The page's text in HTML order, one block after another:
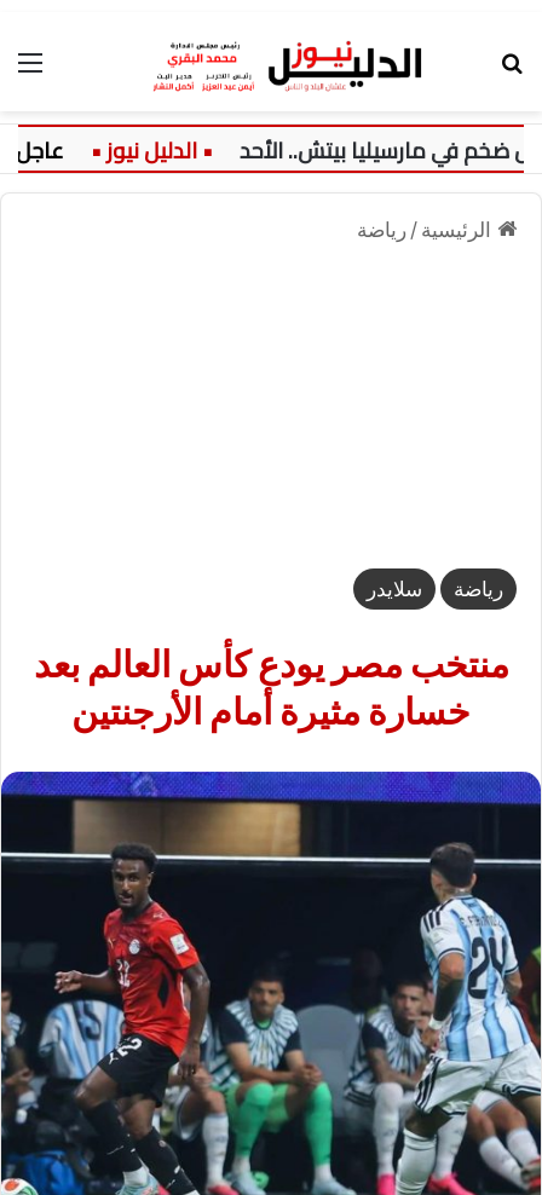
في مارسيليا بيتش.. الأحد عاجل:
الرئيسية / رياضة
رياضة سلايدر
منتخب مصر يودع كأس العالم بعد
خسارة مثيرة أمام الأرجنتين